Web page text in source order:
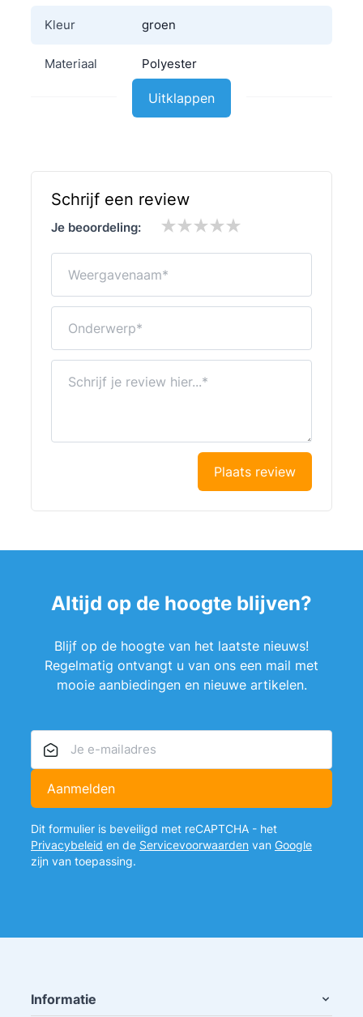
Kleur groen
Materiaal Polyester
Uitklappen
Schrijf een review
Je beoordeling:
Plaats review
Altijd op de hoogte blijven?
Blijf op de hoogte van het laatste nieuws!
Regelmatig ontvangt u van ons een mail met
mooie aanbiedingen en nieuwe artikelen.
Aanmelden
Dit formulier is beveiligd met reCAPTCHA - het
Privacybeleid en de Servicevoorwaarden van Google
zijn van toepassing.
Informatie